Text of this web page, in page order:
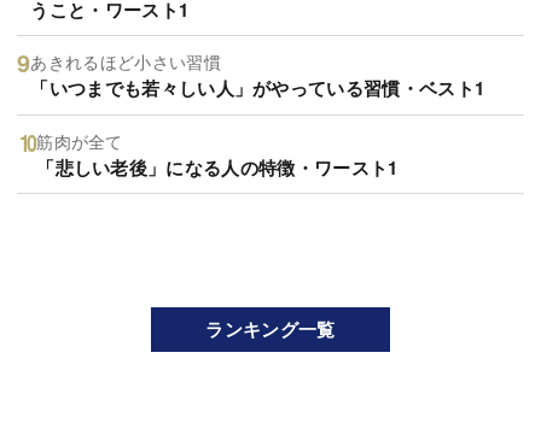
うこと・ワースト1
あきれるほど小さい習慣
「いつまでも若々しい人」がやっている習慣・ベスト1
筋肉が全て
「悲しい老後」になる人の特徴・ワースト1
ランキング一覧